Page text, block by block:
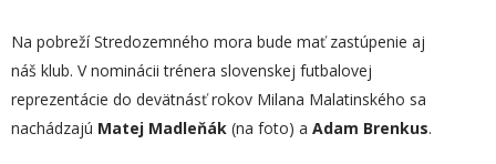
Na pobreží Stredozemného mora bude mať zastúpenie aj
náš klub. V nominácii trénera slovenskej futbalovej
reprezentácie do devätnásť rokov Milana Malatinského sa
nachádzajú Matej Madleňák (na foto) a Adam Brenkus.